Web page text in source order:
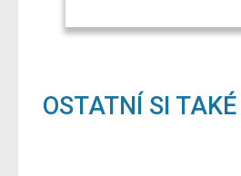
OSTATNÍ SI